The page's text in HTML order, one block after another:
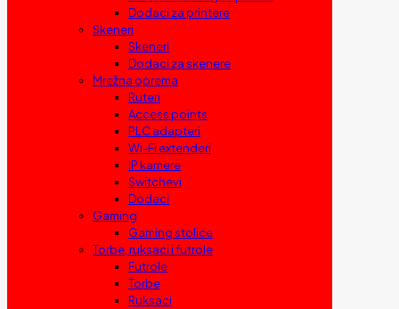
Dodaci za printere
Skeneri
Skeneri
Dodaci za skenere
Mrežna oprema
Ruteri
Access points
PLC adapteri
Wi-Fi extenderi
IP kamere
Switchevi
Dodaci
Gaming
Gaming stolice
Torbe, ruksaci i futrole
Futrole
Torbe
Ruksaci